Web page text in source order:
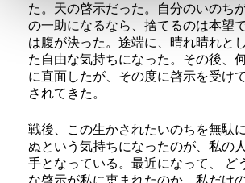
た。天の啓示だった。自分のいのち
の一助になるなら、捨てるのは本望
は腹が決った。途端に、晴れ晴れと
た自由な気持ちになった。その後、
に直面したが、その度に啓示を受け
されてきた。
戦後、この生かされたいのちを無駄
ぬという気持ちになったのが、私の
手となっている。最近になって、 ど